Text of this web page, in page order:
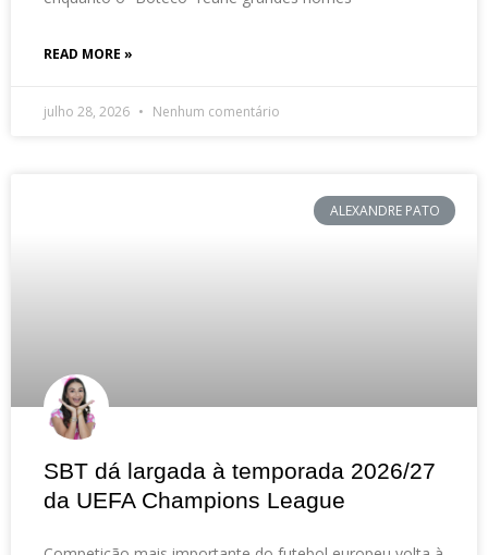
READ MORE »
julho 28, 2026 Nenhum comentário
ALEXANDRE PATO
SBT dá largada à temporada 2026/27
da UEFA Champions League